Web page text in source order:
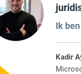
Ik
Kadir